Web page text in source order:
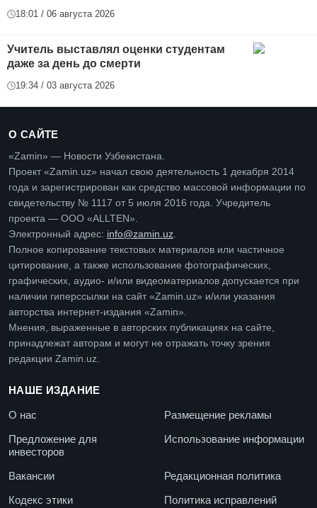
18:01 / 06 августа 2026
Учитель выставлял оценки студентам
даже за день до смерти
19:34 / 03 августа 2026
О САЙТЕ
«Zamin» — Новости Узбекистана.
Проект «Zamin.uz» начал свою деятельность 1 декабря 2014
года и зарегистрирован как средство массовой информации по
свидетельству № 1117 от 5 июля 2016 года. Учредитель
проекта — ООО «ALLTEN».
Электронный адрес: info@zamin.uz.
Полное копирование текстовых материалов или частичное
цитирование, а также использование фотографических,
графических, аудио- и/или видеоматериалов допускается при
наличии гиперссылки на сайт «Zamin.uz» и/или указания
авторства интернет-издания «Zamin».
Мнения, выраженные в авторских публикациях на сайте,
принадлежат авторам и могут не отражать точку зрения
редакции Zamin.uz.
НАШЕ ИЗДАНИЕ
О нас
Размещение рекламы
Предложение для
инвесторов
Использование информации
Вакансии
Редакционная политика
Кодекс этики
Политика исправлений